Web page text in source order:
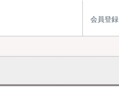
会員登録